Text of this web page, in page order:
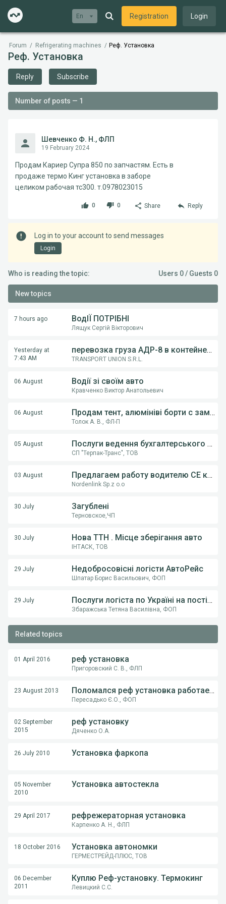
En Registration Login
Forum / Refrigerating machines / Реф. Установка
Реф. Установка
Reply Subscribe
Number of posts — 1
Шевченко Ф. Н., ФЛП
19 February 2024
Продам Кариер Супра 850 по запчастям. Есть в
продаже термо Кинг установка в заборе
целиком рабочая тс300. т.0978023015
0 0 Share Reply
Log in to your account to send messages
Login
Who is reading the topic: Users 0 / Guests 0
New topics
7 hours ago ВодІЇ ПОТРІБНІ
Лящук Сергій Вікторович
Yesterday at
7:43 AM
перевозка груза АДР-8 в контейнерах из Румынии в Украину
TRANSPORT UNION S.R.L.
06 August Водії зі своїм авто
Кравченко Виктор Анатольевич
06 August Продам тент, алюмініві борти с замками, на напівпричіпи KOGEL, Krona.
Толок А. В., ФЛ-П
05 August Послуги ведення бухгалтерського обліку ФОП,ТОВ
СП "Терпак-Транс", ТОВ
03 August Предлагаем работу водителю СE категории на грузовом автовозе
Nordenlink Sp.z o.o
30 July Загублені
Терновское,ЧП
30 July Нова ТТН . Місце зберігання авто
ІНТАСК, ТОВ
29 July Недобросовісні логісти АвтоРейс
Шпатар Борис Васильович, ФОП
29 July Послуги логіста по Україні на постійній основі .
Збаражська Тетяна Василівна, ФОП
Related topics
01 April 2016 реф установка
Пригоровский С. В., ФЛП
23 August 2013 Поломался реф установка работает а во внутрь не дует подскажите что это может быть.
Пересадько Є.О., ФОП
02 September
2015
реф установку
Дяченко О.А.
26 July 2010 Установка фаркопа
05 November
2010
Установка автостекла
29 April 2017 рефрежераторная установка
Карпенко А. Н., ФЛП
18 October 2016 Установка автономки
ГЕРМЕСТРЕЙД-ПЛЮС, ТОВ
06 December
2011
Куплю Реф-установку. Термокинг
Левицкий С.С.